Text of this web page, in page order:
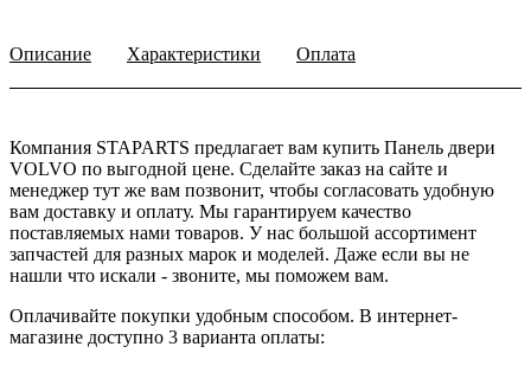
Описание Характеристики Оплата
Компания STAPARTS предлагает вам купить Панель двери
VOLVO по выгодной цене. Сделайте заказ на сайте и
менеджер тут же вам позвонит, чтобы согласовать удобную
вам доставку и оплату. Мы гарантируем качество
поставляемых нами товаров. У нас большой ассортимент
запчастей для разных марок и моделей. Даже если вы не
нашли что искали - звоните, мы поможем вам.
Оплачивайте покупки удобным способом. В интернет-
магазине доступно 3 варианта оплаты: